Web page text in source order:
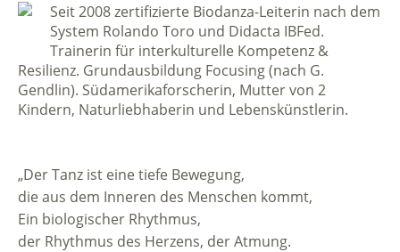
Seit 2008 zertifizierte Biodanza-Leiterin nach dem
System Rolando Toro und Didacta IBFed.
Trainerin für interkulturelle Kompetenz &
Resilienz. Grundausbildung Focusing (nach G.
Gendlin). Südamerikaforscherin, Mutter von 2
Kindern, Naturliebhaberin und Lebenskünstlerin.
„Der Tanz ist eine tiefe Bewegung,
die aus dem Inneren des Menschen kommt,
Ein biologischer Rhythmus,
der Rhythmus des Herzens, der Atmung.